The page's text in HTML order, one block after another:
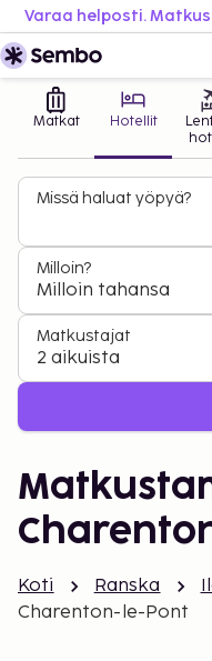
Matkat Hotellit
Missä haluat yöpyä?
Milloin?
Milloin tahansa
Matkustajat
2 aikuista
Koti Ranska
Charenton-le-Pont